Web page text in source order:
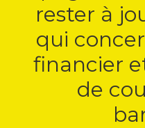
rester à
qui
financier
de